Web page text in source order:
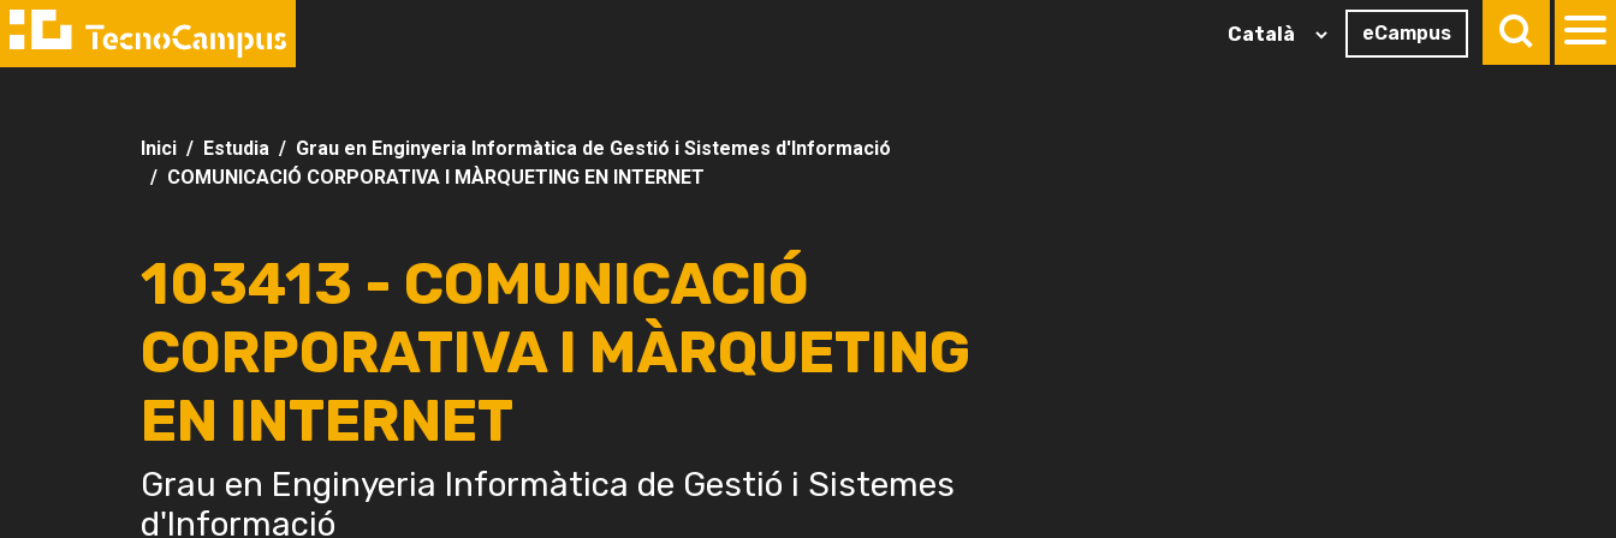
eCampus
Inici Estudia
Grau en Enginyeria Informàtica de Gestió i Sistemes d'Informació
COMUNICACIÓ CORPORATIVA I MÀRQUETING EN INTERNET
103413 - COMUNICACIÓ
CORPORATIVA I MÀRQUETING
EN INTERNET
Grau en Enginyeria Informàtica de Gestió i Sistemes
d'Informació